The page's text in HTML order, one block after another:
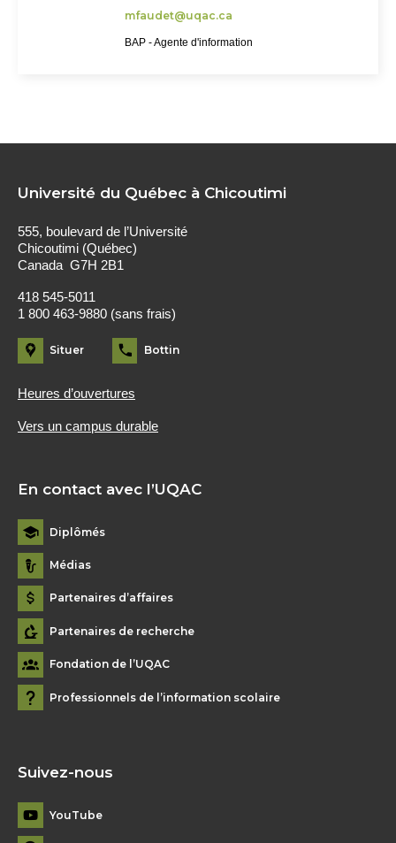
mfaudet@uqac.ca
BAP - Agente d'information
Université du Québec à Chicoutimi
555, boulevard de l’Université
Chicoutimi (Québec)
Canada G7H 2B1
418 545-5011
1 800 463-9880 (sans frais)
Situer Bottin
Heures d’ouvertures
Vers un campus durable
En contact avec l’UQAC
Diplômés
Médias
Partenaires d’affaires
Partenaires de recherche
Fondation de l’UQAC
Professionnels de l’information scolaire
Suivez-nous
YouTube